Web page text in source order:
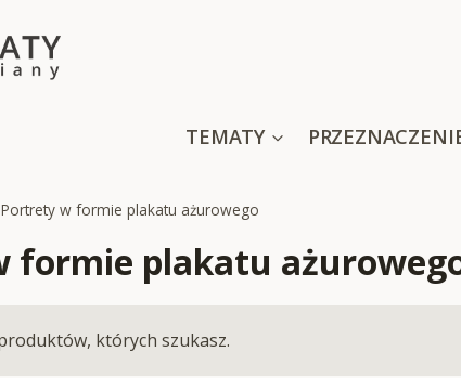
TEMATY
Portrety w formie plakatu ażurowego
formie plakatu
których szukasz.